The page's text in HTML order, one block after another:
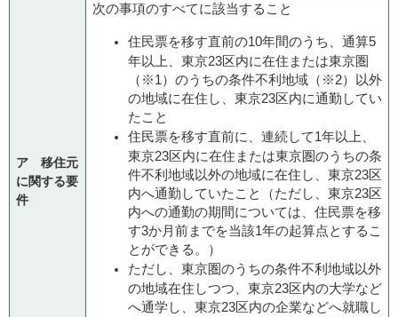
ア 移住元
に関する要
件
次の事項のすべてに該当すること
住民票を移す直前の10年間のうち、通算5
年以上、東京23区内に在住または東京圏
（※1）のうちの条件不利地域（※2）以外
の地域に在住し、東京23区内に通勤してい
たこと
住民票を移す直前に、連続して1年以上、
東京23区内に在住または東京圏のうちの条
件不利地域以外の地域に在住し、東京23区
内へ通勤していたこと（ただし、東京23区
内への通勤の期間については、住民票を移
す3か月前までを当該1年の起算点とするこ
とができる。）
ただし、東京圏のうちの条件不利地域以外
の地域在住しつつ、東京23区内の大学など
へ通学し、東京23区内の企業などへ就職し